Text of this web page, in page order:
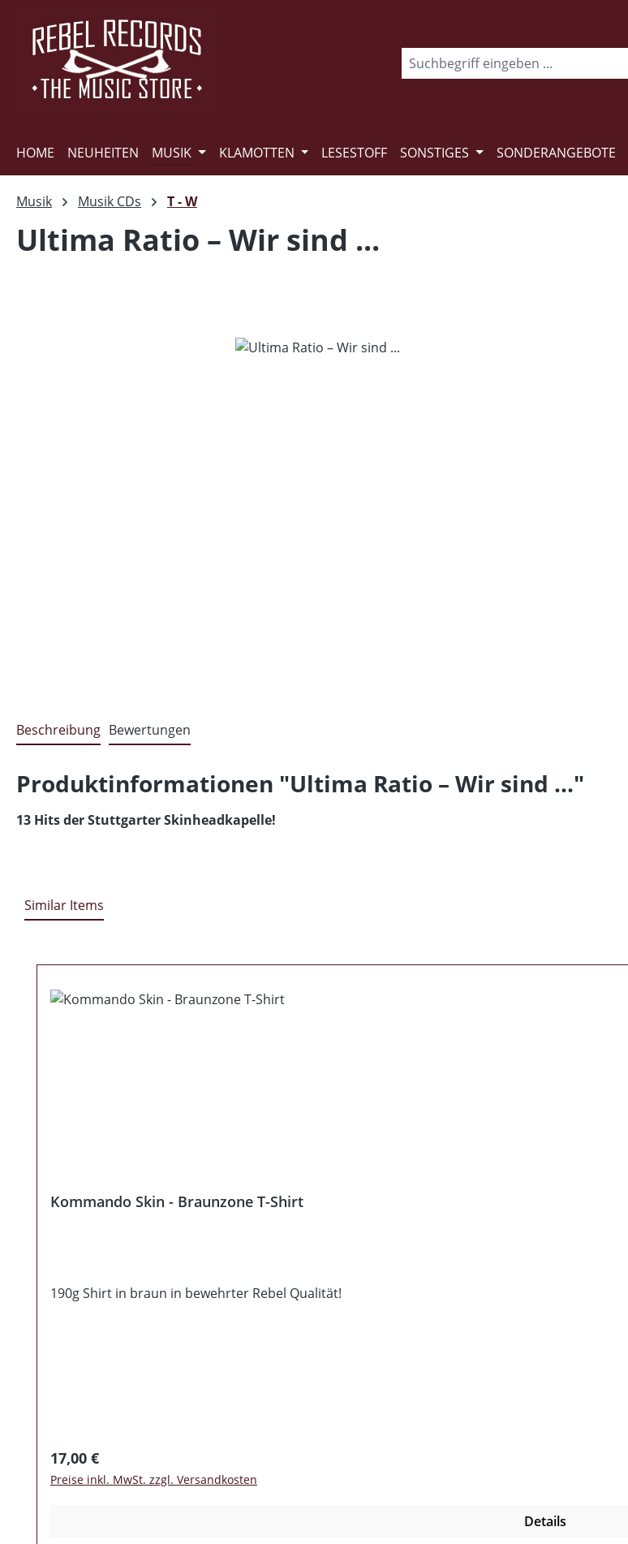
Hauptinhalt springen
Zur Suche springen
Zur Hauptnavigation springen
HOME NEUHEITEN MUSIK KLAMOTTEN LESESTOFF SONSTIGES SONDERANGEBOTE
Musik Musik CDs T - W
Ultima Ratio – Wir sind ...
Beschreibung Bewertungen
Produktinformationen "Ultima Ratio – Wir sind ..."
13 Hits der Stuttgarter Skinheadkapelle!
Similar Items
Kommando Skin - Braunzone T-Shirt
190g Shirt in braun in bewehrter Rebel Qualität!
Regulärer Preis:
17,00 €
Preise inkl. MwSt. zzgl. Versandkosten
Details